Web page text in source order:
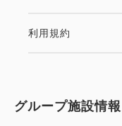
利用規約
グループ施設情報